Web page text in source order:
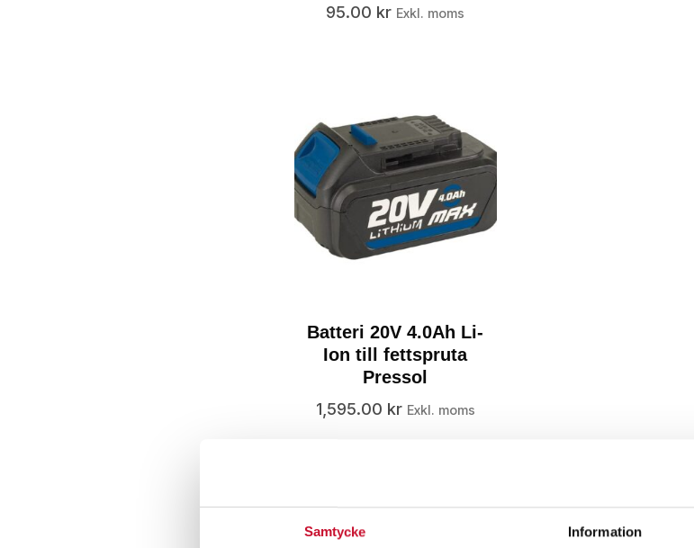
Samtycke Information
95.00 kr Exkl. moms
Batteri 20V 4.0Ah Li-
Ion till fettspruta
Pressol
1,595.00 kr Exkl. moms
Alla maskiner och fordon behöver smörjas med jämna